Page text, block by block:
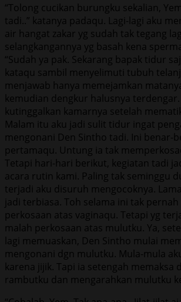
“Tolong cucikan burungku sekalian,
tadi..” katanya padaqu. Lagi-lagi aku
air hangat zakar yg sudah tak tegang
selangkangannya yg basah kena
“Sudah ya pak. Sekarang bapak tidur
kataqu sambil menyelimuti tubuh
menjawab hanya memejamkan
kemudian dengkur halusnya
kutinggalkan kamarnya setelah
Malam itu aku jadi sulit tidur ingat
mengonani Den Sintho tadi. Ini benar-
pertamaqu. Untung ia tak
Tetapi hari-hari berikut, kegiatan tadi
acara rutin kami. Paling tak seminggu
terjadi aku disuruh mengocoknya.
jadi terbiasa. Toh selama ini tak pernah
perkosaan atas vaginaqu. Tetapi yg
malah perkosaan atas mulutku. Ya,
lagi memuaskan, Den Sintho mulai
mengonani dgn mulutku. Mula-mula
karena jijik. Tapi ia setengah memaksa
rambutku dan mengarahkan mulutku